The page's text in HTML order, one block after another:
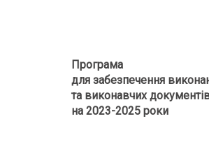
Програма
для забезпечення
та виконавчих
на 2023-2025 роки